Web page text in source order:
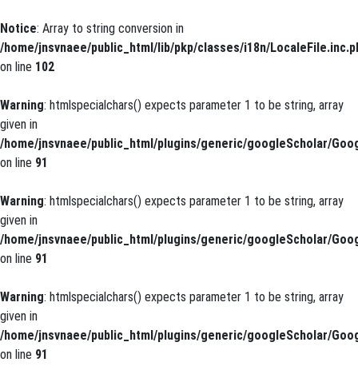
Notice: Array to string conversion in
/home/jnsvnaee/public_html/lib/pkp/classes/i18n/
on line 102
Warning: htmlspecialchars() expects parameter 1 to be string, array
given in
/home/jnsvnaee/public_html/plugins/generic/googleScholar/
on line 91
Warning: htmlspecialchars() expects parameter 1 to be string, array
given in
/home/jnsvnaee/public_html/plugins/generic/googleScholar/
on line 91
Warning: htmlspecialchars() expects parameter 1 to be string, array
given in
/home/jnsvnaee/public_html/plugins/generic/googleScholar/
on line 91